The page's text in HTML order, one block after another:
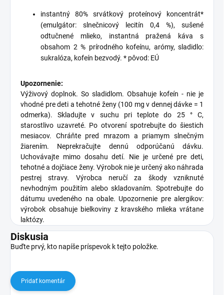
instantný 80% srvátkový proteínový koncentrát*
(emulgátor: slnečnicový lecitín 0,4 %), sušené
odtučnené mlieko, instantná pražená káva s
obsahom 2 % prírodného kofeínu, arómy, sladidlo:
sukralóza, kofeín bezvodý. * pôvod: EÚ
Upozornenie:
Výživový doplnok. So sladidlom. Obsahuje kofeín - nie je
vhodné pre deti a tehotné ženy (100 mg v dennej dávke = 1
odmerka). Skladujte v suchu pri teplote do 25 ° C,
starostlivo uzavreté. Po otvorení spotrebujte do šiestich
mesiacov. Chráňte pred mrazom a priamym slnečným
žiarením. Neprekračujte dennú odporúčanú dávku.
Uchovávajte mimo dosahu detí. Nie je určené pre deti,
tehotné a dojčiace ženy. Výrobok nie je určený ako náhrada
pestrej stravy. Výrobca neručí za škody vzniknuté
nevhodným použitím alebo skladovaním. Spotrebujte do
dátumu uvedeného na obale. Upozornenie pre alergikov:
výrobok obsahuje bielkoviny z kravského mlieka vrátane
laktózy.
Diskusia
Buďte prvý, kto napíše príspevok k tejto položke.
Pridať komentár